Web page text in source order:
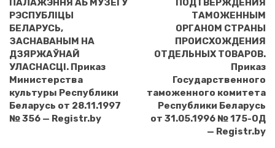
ПАЛАЖЭННЯ АБ МУЗЕI Ў
РЭСПУБЛIЦЫ
БЕЛАРУСЬ,
ЗАСНАВАНЫМ НА
ДЗЯРЖАЎНАЙ
УЛАСНАСЦI. Приказ
Министерства
культуры Республики
Беларусь от 28.11.1997
№ 356 — Registr.by
ПОДТВЕРЖДЕНИЯ
ТАМОЖЕННЫМ
ОРГАНОМ СТРАНЫ
ПРОИСХОЖДЕНИЯ
ОТДЕЛЬНЫХ ТОВАРОВ.
Приказ
Государственного
таможенного комитета
Республики Беларусь
от 31.05.1996 № 175-ОД
— Registr.by